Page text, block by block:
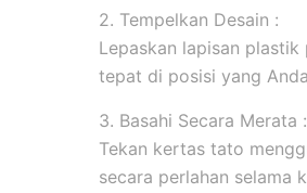
2. Tempelkan Desain :
Lepaskan lapisan
tepat di posisi yang
3. Basahi Secara Merata :
Tekan kertas tato
secara perlahan selama